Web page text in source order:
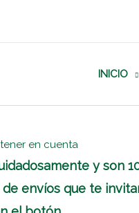
INICIO
en cuenta
y son
envíos que te
el botón